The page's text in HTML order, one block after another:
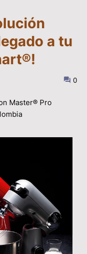
a tu
0
Master® Pro